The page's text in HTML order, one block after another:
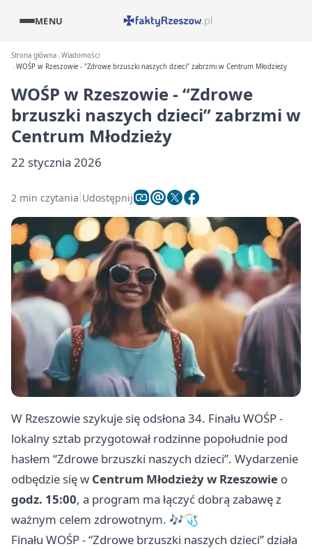
MENU
Strona główna Wiadomości
WOŚP w Rzeszowie - "Zdrowe brzuszki naszych dzieci" zabrzmi w Centrum Młodzieży
WOŚP w Rzeszowie - “Zdrowe
brzuszki naszych dzieci” zabrzmi w
Centrum Młodzieży
22 stycznia 2026
2 min czytania Udostępnij
W Rzeszowie szykuje się odsłona 34. Finału WOŚP -
lokalny sztab przygotował rodzinne popołudnie pod
hasłem “Zdrowe brzuszki naszych dzieci”. Wydarzenie
odbędzie się w Centrum Młodzieży w Rzeszowie o
godz. 15:00, a program ma łączyć dobrą zabawę z
ważnym celem zdrowotnym. 🎶🩺
Finału WOŚP - “Zdrowe brzuszki naszych dzieci” działa